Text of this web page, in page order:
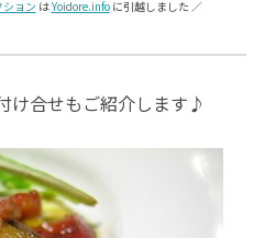
ョン はYoidore.infoに引越しました ／
け合せもご紹介します♪